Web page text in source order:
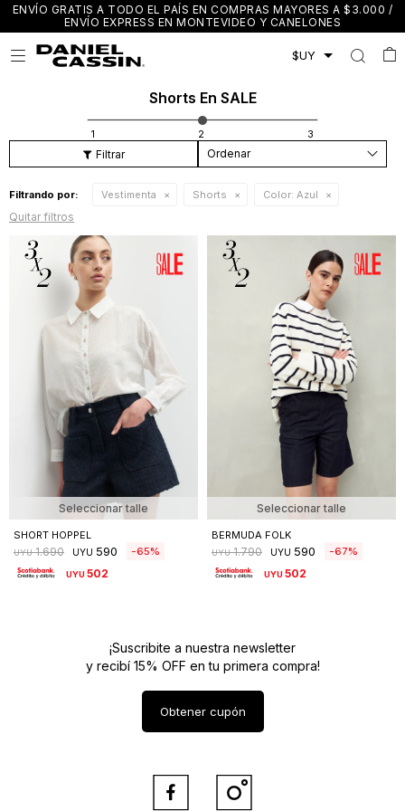
ENVÍO GRATIS A TODO EL PAÍS EN COMPRAS MAYORES A $3.000 /
ENVÍO EXPRESS EN MONTEVIDEO Y CANELONES

Shorts En SALE
Recomendados
Filtrando por: Vestimenta Shorts Color: Azul
Quitar filtros
Seleccionar talle
SHORT HOPPEL
UYU 1.690 UYU 590 65
UYU502
Seleccionar talle
BERMUDA FOLK
UYU 1.790 UYU 590 67
UYU502
¡Suscribite a nuestra newsletter
y recibí 15% OFF en tu primera compra!
Obtener cupón
 